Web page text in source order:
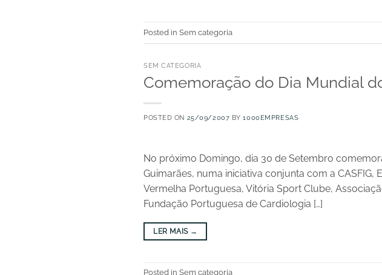
Posted in Sem categoria
SEM CATEGORIA
Comemoração do Dia Mundial
POSTED ON 25/09/2007 BY1000EMPRESAS
No próximo Domingo, dia 30 de Setembro
Guimarães, numa iniciativa conjunta com a CASFIG,
Vermelha Portuguesa, Vitória Sport Clube,
Fundação Portuguesa de Cardiologia […]
LER MAIS →
Posted in Sem categoria